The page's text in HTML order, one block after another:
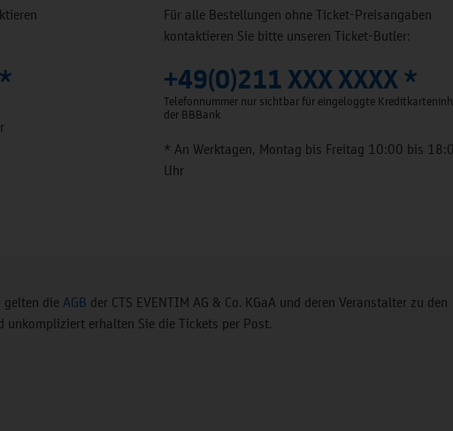
Für alle Bestellungen ohne Ticket-Preisangaben
kontaktieren Sie bitte unseren Ticket-Butler:
+49(0)211 XXX XXXX *
Telefonnummer nur sichtbar für eingeloggte
der BBBank
* An Werktagen, Montag bis Freitag 10:00 bis
Uhr
gelten die AGB der CTS EVENTIM AG & Co. KGaA und deren Veranstalter zu den
erhalten Sie die Tickets per Post.